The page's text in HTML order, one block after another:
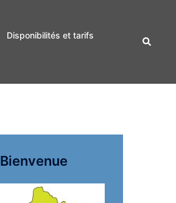
Disponibilités et tarifs
Bienvenue